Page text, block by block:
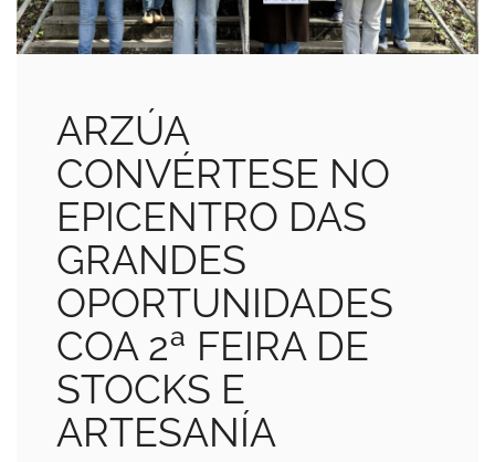
ARZÚA
CONVÉRTESE NO
EPICENTRO DAS
GRANDES
OPORTUNIDADES
COA 2ª FEIRA DE
STOCKS E
ARTESANÍA